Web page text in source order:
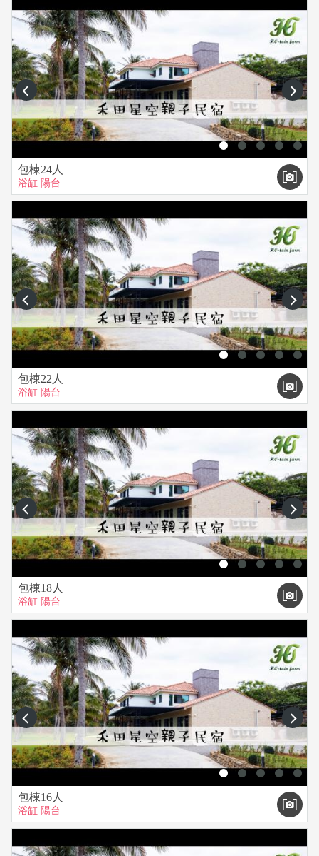
遇到氣候不佳因素的退訂。
▲ 季節期間：
平日為：星期日～五；假日：星期六
▲房內配備：液晶電視、冷氣、吹風機、衣架、清潔用品(含牙
刷.沐浴乳.洗髮精.浴巾) 。
▲室內客餐廳廚房：瓦斯爐、炒鍋、湯鍋、碗盤、飲水機、麻
▲室外配備：泳池、停車場、美式瓦斯烤肉爐(烤網請自備) 、
戶外桌椅。
失照價賠償。
▲貴重物品請自行妥當保管，外出時請鎖上房門以策安全，民
宿不付保管責任。民宿停車位不付保管責任。
▲其它服務：
包車導覽、短程接駁、高雄墾丁接駁(以上接駁需自費)
租車服務、水上/陸上活動票劵代購、烤肉食材代訂、蛋糕代
訂。
【訂房程序】
(1)請事先來電確認或預約。
30%)，若於保留時間內未收到匯款訂金則將取消訂房，並且不
另行通知。
(3)匯款後請務必來電告知，電話：【0916-363-998(林先生)】
(4)我們於收到訂金後，將為您保留房間，餘款到付。
prev next
包棟24人
浴缸 陽台
prev next
包棟22人
浴缸 陽台
prev next
包棟18人
浴缸 陽台
prev next
包棟16人
浴缸 陽台